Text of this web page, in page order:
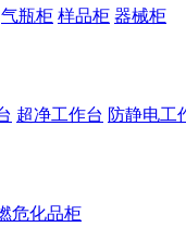
气瓶柜 样品柜 器械柜
超净工作台 防静电工
危化品柜